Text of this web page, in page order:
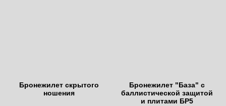
Бронежилет скрытого
ношения
Бронежилет "База" с
баллистической защитой
и плитами БР5